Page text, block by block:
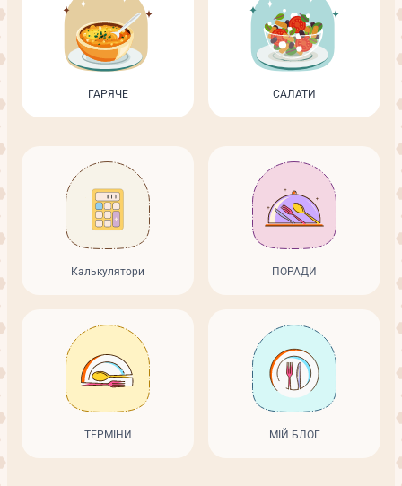
ГАРЯЧЕ САЛАТИ
Калькулятори ПОРАДИ
ТЕРМІНИ МІЙ БЛОГ